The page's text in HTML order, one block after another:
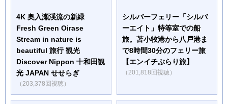
4K 奥入瀬渓流の新緑
Fresh Green Oirase
Stream in nature is
beautiful 旅行 観光
Discover Nippon 十和田観
光 JAPAN せせらぎ
（203,378回視聴）
シルバーフェリー「シルバ
ーエイト」特等室での船
旅。苫小牧港から八戸港ま
で8時間30分のフェリー旅
【エンイチぶらり旅】
（201,818回視聴）